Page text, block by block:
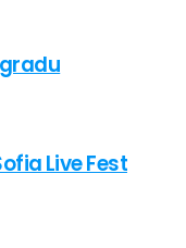
Live Fest